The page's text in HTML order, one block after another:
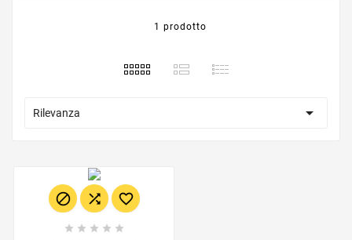
1 prodotto
Rilevanza 
  
    